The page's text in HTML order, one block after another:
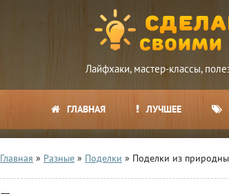
Лайфхаки, мастер-классы,
ГЛАВНАЯ ЛУЧШЕЕ
Главная » Разные » Поделки » Поделки из